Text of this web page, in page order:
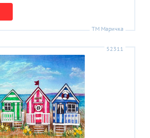
ТМ Маричка
52311